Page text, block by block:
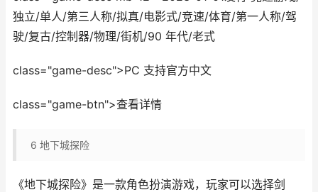
独立/单人/第三人称/拟真/电影式/竞速/体育/第一人称/驾
驶/复古/控制器/物理/街机/90 年代/老式
class="game-desc">PC 支持官方中文
class="game-btn">查看详情
6 地下城探险
《地下城探险》是一款角色扮演游戏，玩家可以选择剑